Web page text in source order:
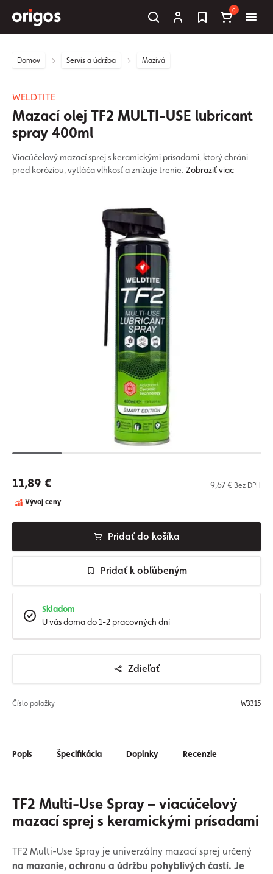
0
Domov Servis a údržba Mazivá
WELDTITE
Mazací olej TF2 MULTI-USE lubricant
spray 400ml
Viacúčelový mazací sprej s keramickými prísadami, ktorý chráni
pred koróziou, vytláča vlhkosť a znižuje trenie. Zobraziť viac
11,89 € 9,67 € Bez DPH
Vývoj ceny
Pridať do košíka
Pridať k obľúbeným
Skladom
U vás doma do 1-2 pracovných dní
Zdieľať
Číslo položky W3315
Popis Špecifikácia Doplnky Recenzie
TF2 Multi-Use Spray – viacúčelový
mazací sprej s keramickými prísadami
TF2 Multi-Use Spray je univerzálny mazací sprej určený
na mazanie, ochranu a údržbu pohyblivých častí. Je